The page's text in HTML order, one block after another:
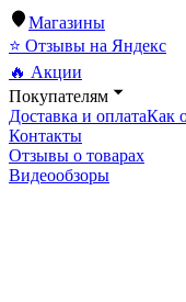
Магазины
⭐ Отзывы на Яндекс
🔥 Акции
Покупателям
Доставка и оплатаКак
Контакты
Отзывы о товарах
Видеообзоры